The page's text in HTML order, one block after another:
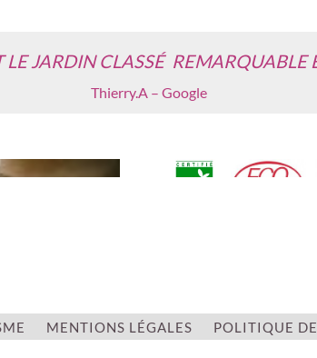
LE JARDIN CLASSÉ REMARQUABLE
Thierry.A – Google
34800 CANET
MENTIONS LÉGALES POLITIQUE